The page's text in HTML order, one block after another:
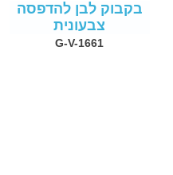
בקבוק לבן להדפסה
צבעונית
G-V-1661